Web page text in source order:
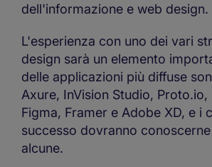
dell'informazione e web design.
L'esperienza con uno dei vari
design sarà un elemento
delle applicazioni più diffuse
Axure, InVision Studio,
Figma, Framer e Adobe XD, e i
successo dovranno
alcune.